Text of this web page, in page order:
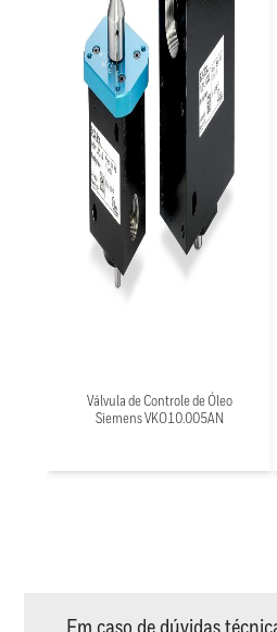
Válvula de Controle de Óleo
Siemens VKO10.005AN